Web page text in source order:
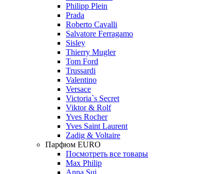
Philipp Plein
Prada
Roberto Cavalli
Salvatore Ferragamo
Sisley
Thierry Mugler
Tom Ford
Trussardi
Valentino
Versace
Victoria`s Secret
Viktor & Rolf
Yves Rocher
Yves Saint Laurent
Zadig & Voltaire
Парфюм EURO
Посмотреть все товары
Max Philip
Anna Sui